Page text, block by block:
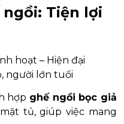
Tiện lợi
hoạt – Hiện đại
người lớn tuổi
hợp ghế ngồi bọc giả
tủ, giúp việc mang